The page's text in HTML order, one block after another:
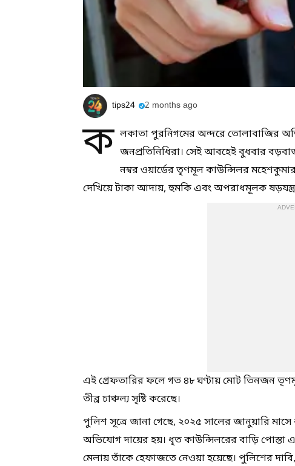
tips24 2 months ago
ক লকাতা পুরনিগমের অন্দরে তোলাবাজির
জনপ্রতিনিধিরা। সেই আবহেই বুধবার
নম্বর ওয়ার্ডের তৃণমূল কাউন্সিলর
দেখিয়ে টাকা আদায়, হুমকি এবং অপরাধমূলক
এই গ্রেফতারির ফলে গত ৪৮ ঘণ্টায় মোট তিনজন
তীব্র চাঞ্চল্য সৃষ্টি করেছে।
পুলিশ সূত্রে জানা গেছে, ২০২৫ সালের জানুয়ারি
অভিযোগ দায়ের হয়। ধৃত কাউন্সিলরের বাড়ি পোস্তা
মেলায় তাঁকে হেফাজতে নেওয়া হয়েছে। পুলিশের